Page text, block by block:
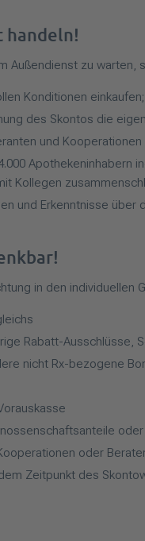
handeln!
Außendienst zu warten,
Konditionen
des Skontos die
und
Apothekeninhabern
Kollegen
und Erkenntnisse über
in den individuellen
Rabatt-Ausschlüsse,
nicht Rx-bezogene
oder
Zeitpunkt des